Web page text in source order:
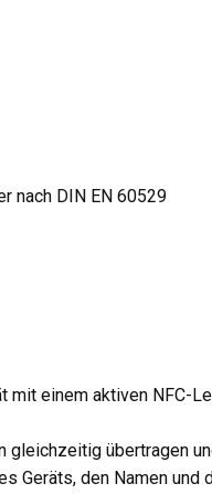
nach DIN EN 60529
einem aktiven NFC-
gleichzeitig übertragen
Geräts, den Namen und